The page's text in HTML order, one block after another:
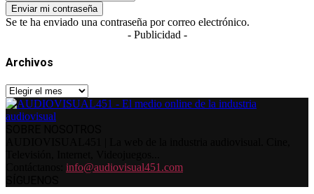
Se te ha enviado una contraseña por correo electrónico.
- Publicidad -
Archivos
Archivos
info@audiovisual451.com